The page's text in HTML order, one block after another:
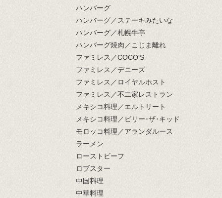
ハンバーグ
ハンバーグ／ステーキみたいな
ハンバーグ／札幌牛亭
ハンバーグ焼肉／こじま離れ
ファミレス／COCO'S
ファミレス／デニーズ
ファミレス／ロイヤルホスト
ファミレス／不二家レストラン
メキシコ料理／エルトリート
メキシコ料理／ビリー･ザ･キッド
モロッコ料理／アランダルース
ラーメン
ローストビーフ
ロブスター
中国料理
中華料理